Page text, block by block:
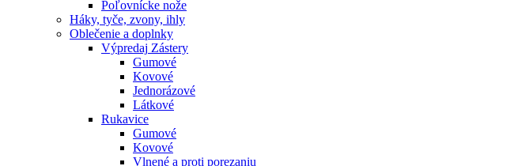
Poľovnícke nože
Háky, tyče, zvony, ihly
Oblečenie a doplnky
Výpredaj Zástery
Gumové
Kovové
Jednorázové
Látkové
Rukavice
Gumové
Kovové
Vlnené a proti porezaniu